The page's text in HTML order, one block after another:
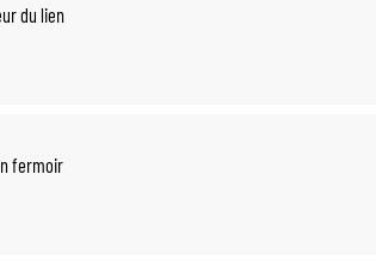
du lien
fermoir